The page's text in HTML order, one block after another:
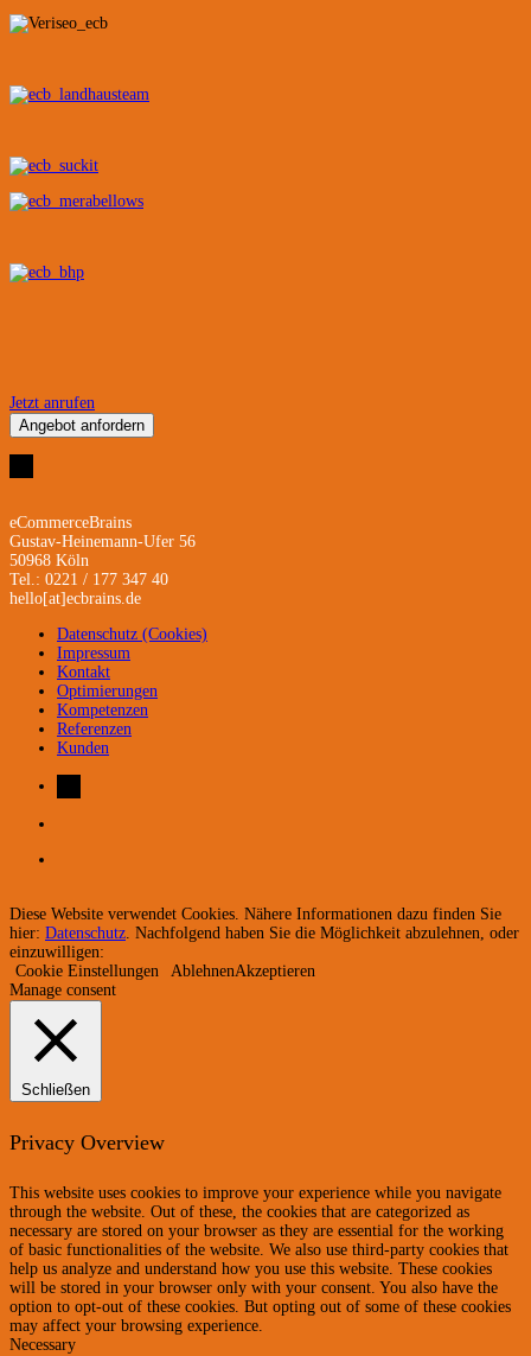
Jetzt anrufen
Angebot anfordern
eCommerceBrains
Gustav-Heinemann-Ufer 56
50968 Köln
Tel.: 0221 / 177 347 40
hello[at]ecbrains.de
Datenschutz (Cookies)
Impressum
Kontakt
Optimierungen
Kompetenzen
Referenzen
Kunden
Diese Website verwendet Cookies. Nähere Informationen dazu finden Sie
hier: Datenschutz. Nachfolgend haben Sie die Möglichkeit abzulehnen, oder
einzuwilligen:
Cookie Einstellungen
AblehnenAkzeptieren
Manage consent
Schließen
Privacy Overview
This website uses cookies to improve your experience while you navigate
through the website. Out of these, the cookies that are categorized as
necessary are stored on your browser as they are essential for the working
of basic functionalities of the website. We also use third-party cookies that
help us analyze and understand how you use this website. These cookies
will be stored in your browser only with your consent. You also have the
option to opt-out of these cookies. But opting out of some of these cookies
may affect your browsing experience.
Necessary